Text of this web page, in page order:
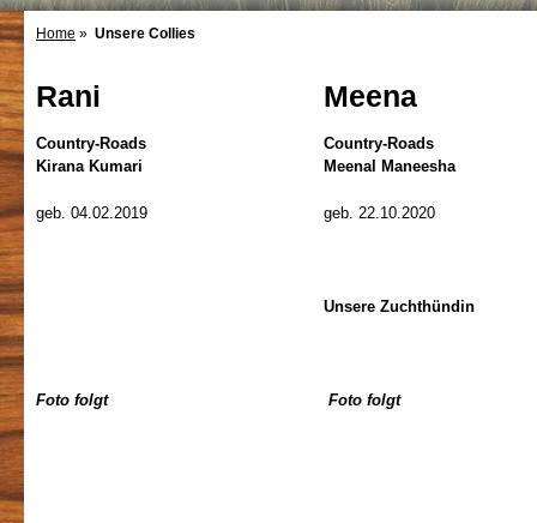
Home » Unsere Collies
Rani
Country-Roads
Kirana Kumari
geb. 04.02.2019
Foto folgt
Meena
Country-Roads
Meenal Maneesha
geb. 22.10.2020
Unsere Zuchthündin
Foto folgt